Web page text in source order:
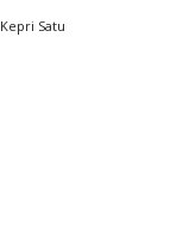
Satu